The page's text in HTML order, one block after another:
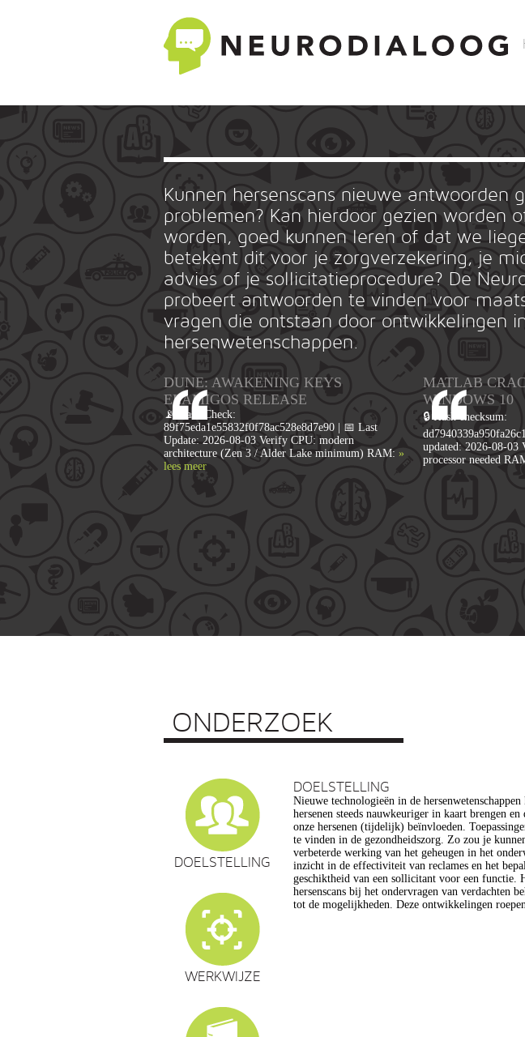
Kunnen hersenscans nieuwe antwoorden
problemen? Kan hierdoor gezien worden
worden, goed kunnen leren of dat we
betekent dit voor je zorgverzekering, je
advies of je sollicitatieprocedure? De
probeert antwoorden te vinden voor
vragen die ontstaan door ontwikkelingen
hersenwetenschappen.
DUNE: AWAKENING KEYS
ELAMIGOS RELEASE
📡 Hash Check:
89f75eda1e55832f0f78ac528e8d7e90 | 📅 Last
Update: 2026-08-03 Verify CPU: modern
architecture (Zen 3 / Alder Lake minimum) RAM: »
lees meer
MATLAB
WINDOWS 10
🔒 Hash checksum:
updated: 2026-08-03
processor needed
ONDERZOEK
DOELSTELLING
WERKWIJZE
DOELSTELLING
Nieuwe technologieën in de hersenwetenschappen
hersenen steeds nauwkeuriger in kaart brengen
onze hersenen (tijdelijk) beïnvloeden.
te vinden in de gezondheidszorg. Zo zou je
verbeterde werking van het geheugen in het
inzicht in de effectiviteit van reclames en het
geschiktheid van een sollicitant voor een functie.
hersenscans bij het ondervragen van verdachten
tot de mogelijkheden. Deze ontwikkelingen
vragen op, onder meer op het gebied van de
privacy, gelijkheid, stigmatisering),
en veranderingen in ons normen en waarden
commerciële toepassing van een aantal van
een extra reden voor zorg. Het doel van dit
maatschappelijk verantwoorde ontwikkeling van
de hersenwetenschappen te realiseren,